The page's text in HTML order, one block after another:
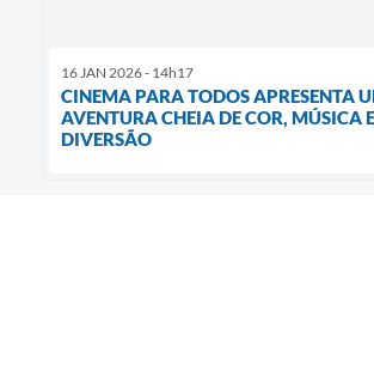
16 JAN 2026 - 14h17
CINEMA PARA TODOS APRESENTA
AVENTURA CHEIA DE COR, MÚSICA E
DIVERSÃO